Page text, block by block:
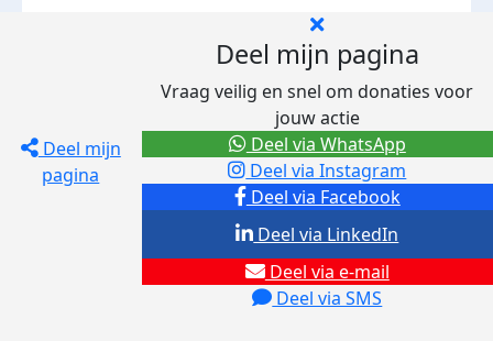
Deel mijn
pagina
Deel mijn pagina
Vraag veilig en snel om donaties voor
jouw actie
Deel via Facebook
Deel via Instagram
Deel via e-mail
Deel via SMS
Deel via LinkedIn
Deel via WhatsApp